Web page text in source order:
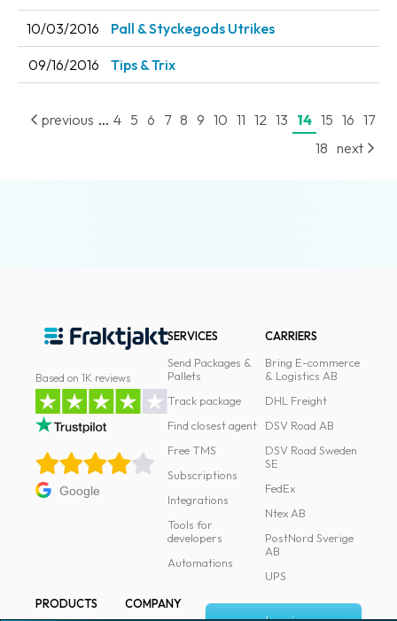
10/03/2016 Pall & Styckegods Utrikes
09/16/2016 Tips & Trix
previous ... 4 5 6 7 8 9 10 11 12 13 14 15 16 17
18 next
Based on 1K reviews
Google
SERVICES
Send Packages &
Pallets
Track package
Find closest agent
Free TMS
Subscriptions
Integrations
Tools for
developers
Automations
CARRIERS
Bring E-commerce
& Logistics AB
DHL Freight
DSV Road AB
DSV Road Sweden
SE
FedEx
Ntex AB
PostNord Sverige
AB
UPS
PRODUCTS
COMPANY